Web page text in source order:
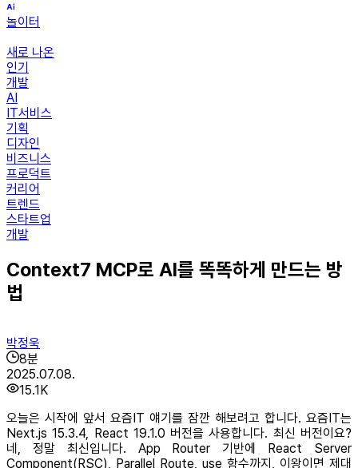
놀이터
새로 나온
인기
개발
AI
IT서비스
기획
디자인
비즈니스
프로덕트
커리어
트렌드
스타트업
개발
Context7 MCP로 AI를 똑똑하게 만드는 방
법
박정욱
8분
2025.07.08.
15.1K
오늘은 시작에 앞서 요즘IT 얘기를 잠깐 해보려고 합니다. 요즘IT는
Next.js 15.3.4, React 19.1.0 버전을 사용합니다. 최신 버전이요?
네, 정말 최신입니다. App Router 기반에 React Server
Component(RSC), Parallel Route, use 함수까지, 이왕이면 제대